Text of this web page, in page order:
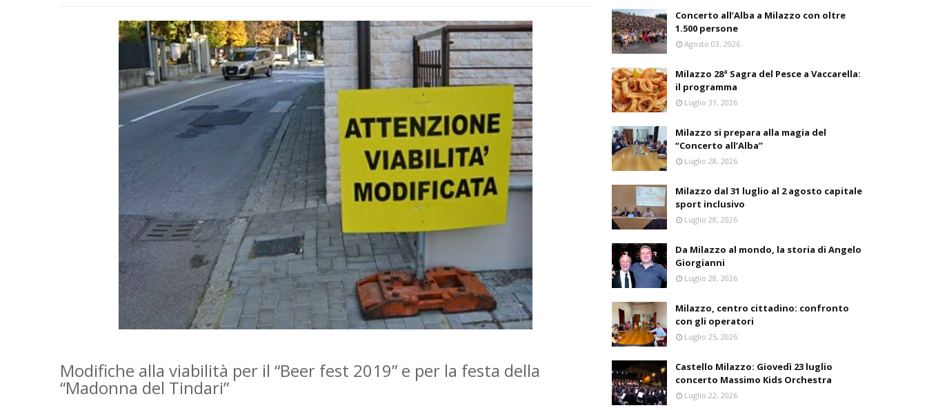
Modifiche alla viabilità per il “Beer fest 2019” e per la festa della
“Madonna del Tindari”
Concerto all’Alba a Milazzo con oltre
1.500 persone
Agosto 03, 2026
Milazzo 28ª Sagra del Pesce a Vaccarella:
il programma
Luglio 31, 2026
Milazzo si prepara alla magia del
“Concerto all’Alba”
Luglio 28, 2026
Milazzo dal 31 luglio al 2 agosto capitale
sport inclusivo
Luglio 28, 2026
Da Milazzo al mondo, la storia di Angelo
Giorgianni
Luglio 28, 2026
Milazzo, centro cittadino: confronto
con gli operatori
Luglio 25, 2026
Castello Milazzo: Giovedì 23 luglio
concerto Massimo Kids Orchestra
Luglio 22, 2026